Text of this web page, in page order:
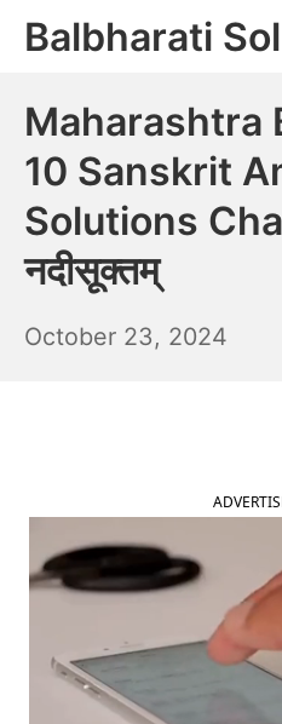
SkipBalbharati
Maharashtra
10 Sanskrit
Solutions
नदीसूक्तम्
October 23, 2024